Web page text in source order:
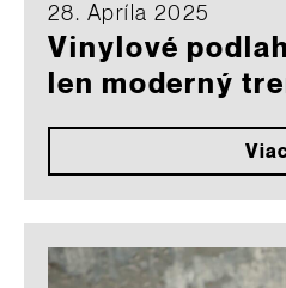
28. Apríla 2025
Vinylové
len moderný